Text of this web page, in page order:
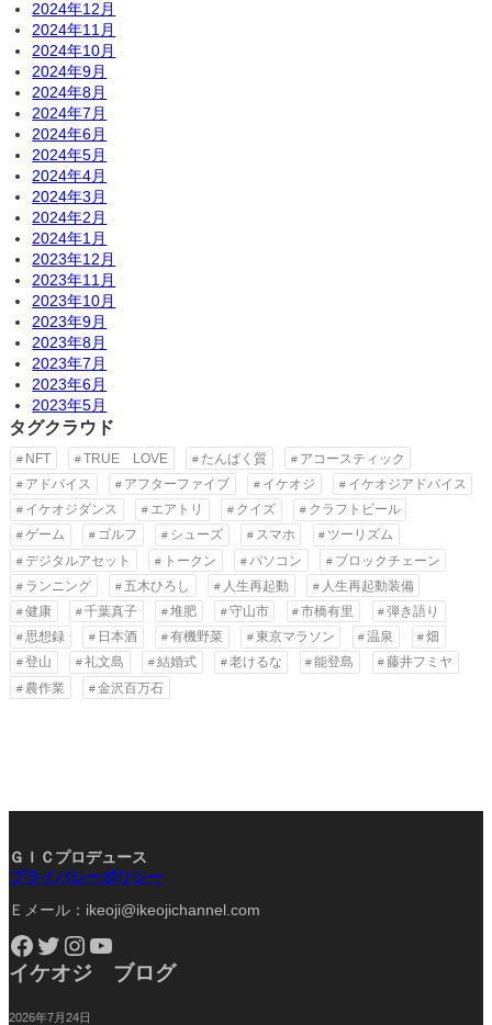
2024年12月
2024年11月
2024年10月
2024年9月
2024年8月
2024年7月
2024年6月
2024年5月
2024年4月
2024年3月
2024年2月
2024年1月
2023年12月
2023年11月
2023年10月
2023年9月
2023年8月
2023年7月
2023年6月
2023年5月
タグクラウド
NFT TRUE LOVE たんぱく質
アコースティック
アドバイス
アフターファイブ イケオジ
イケオジアドバイス
イケオジダンス
エアトリ クイズ
クラフトビール
ゲーム
ゴルフ シューズ スマホ
ツーリズム
デジタルアセット
トークン パソコン
ブロックチェーン
ランニング
五木ひろし 人生再起動
人生再起動装備
健康
千葉真子 堆肥 守山市 市橋有里
弾き語り
思想録
日本酒 有機野菜 東京マラソン 温泉
畑
登山
礼文島 結婚式 老けるな 能登島
藤井フミヤ
農作業
金沢百万石
ＧＩＣプロデュース
プライバシーポリシー
Ｅメール：ikeoji@ikeojichannel.com
Facebook Twitter Instagram YouTube
イケオジ ブログ
2026年7月24日